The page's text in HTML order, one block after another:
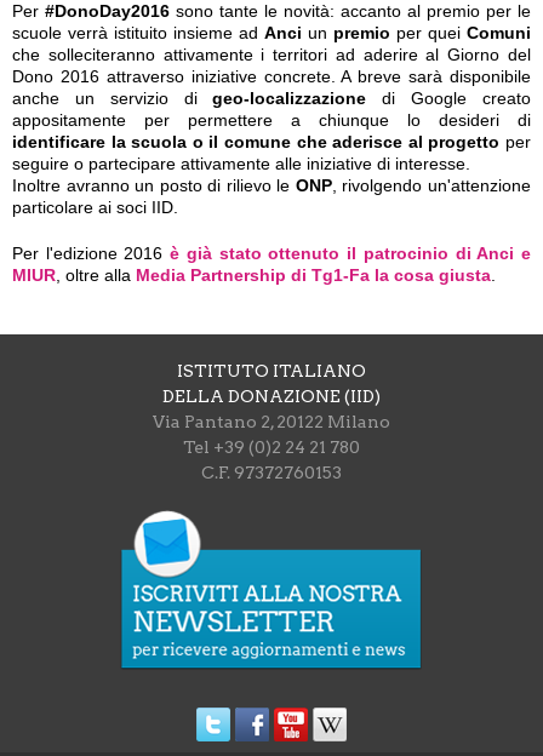
Per #DonoDay2016 sono tante le novità: accanto al premio per le
scuole verrà istituito insieme ad Anci un premio per quei Comuni
che solleciteranno attivamente i territori ad aderire al Giorno del
Dono 2016 attraverso iniziative concrete. A breve sarà disponibile
anche un servizio digeo-localizzazione di Google creato
appositamente per permettere a chiunque lo desideri di
identificare la scuola o il comune che aderisce al progetto per
seguire o partecipare attivamente alle iniziative di interesse.
Inoltre avranno un posto di rilievo le ONP, rivolgendo un'attenzione
particolare ai soci IID.
Per l'edizione 2016è già stato ottenuto il patrocinio di Anci e
MIUR, oltre alla Media Partnership di Tg1-Fa la cosa giusta.
ISTITUTO ITALIANO
DELLA DONAZIONE (IID)
Via Pantano 2, 20122 Milano
Tel +39 (0)2 24 21 780
C.F. 97372760153